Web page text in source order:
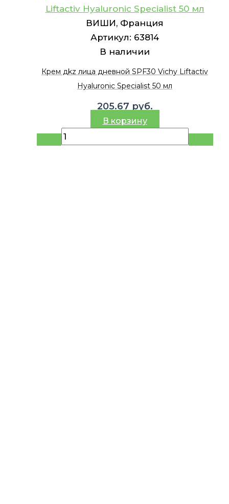
Liftactiv Hyaluronic Specialist 50 мл
ВИШИ, Франция
Артикул: 63814
В наличии
Крем дkz лица дневной SPF30 Vichy Liftactiv
Hyaluronic Specialist 50 мл
205.67 руб.
В корзину